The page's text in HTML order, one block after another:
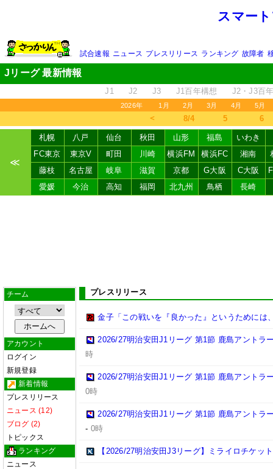
スマー
試合速報 ニュース プレスリリース ランキング 故障者
Jリーグ 最新情報
J1 J2 J3 J1百年構想 J2・J3百
2026年 1月 2月 3月 4月 5月
＜ 8/4 5 6
≪
札幌 八戸 仙台 秋田 山形 福島
いわき
FC東京
東京V 町田 川崎 横浜FM 横浜FC 湘南
藤枝
名古屋 岐阜 滋賀 京都 G大阪 C大阪
愛媛
今治 高知 福岡 北九州 鳥栖 長崎
チーム
アカウント
ログイン
新規登録
新着情報
プレスリリース
ニュース (12)
ブログ (2)
トピックス
ランキング
ニュース
プレスリリース
金子「この戦いを『良かった』というためには
2026/27明治安田J1リーグ 第1節 鹿島アントラ
時
2026/27明治安田J1リーグ 第1節 鹿島アントラ
0時
2026/27明治安田J1リーグ 第1節 鹿島アントラ
- 0時
【2026/27明治安田J3リーグ】ミライロチケッ